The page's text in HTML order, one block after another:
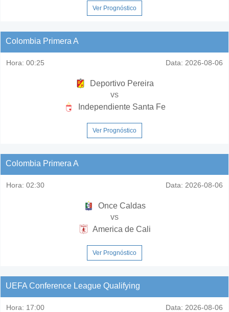
Ver Prognóstico
Colombia Primera A
Hora: 00:25 Data: 2026-08-06
Deportivo Pereira
vs
Independiente Santa Fe
Ver Prognóstico
Colombia Primera A
Hora: 02:30 Data: 2026-08-06
Once Caldas
vs
America de Cali
Ver Prognóstico
UEFA Conference League Qualifying
Hora: 17:00 Data: 2026-08-06